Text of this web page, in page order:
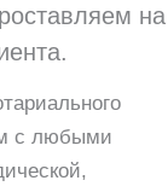
на
с любыми